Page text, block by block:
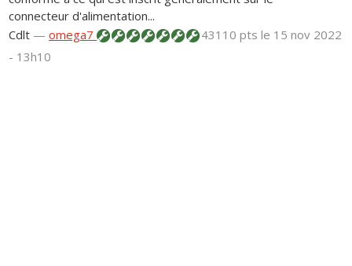
connecteur d'alimentation...
Cdlt —omega7 43110 ptsle 15 nov 2022
- 13h10